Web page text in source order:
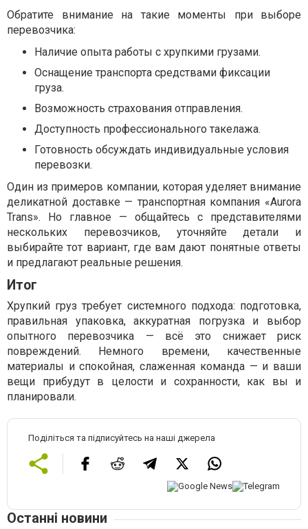
Обратите внимание на такие моменты при выборе
перевозчика:
Наличие опыта работы с хрупкими грузами.
Оснащение транспорта средствами фиксации
груза.
Возможность страхования отправления.
Доступность профессионального такелажа.
Готовность обсуждать индивидуальные условия
перевозки.
Один из примеров компании, которая уделяет внимание
деликатной доставке — транспортная компания «Aurora
Trans». Но главное — общайтесь с представителями
нескольких перевозчиков, уточняйте детали и
выбирайте тот вариант, где вам дают понятные ответы
и предлагают реальные решения.
Итог
Хрупкий груз требует системного подхода: подготовка,
правильная упаковка, аккуратная погрузка и выбор
опытного перевозчика — всё это снижает риск
повреждений. Немного времени, качественные
материалы и спокойная, слаженная команда — и ваши
вещи прибудут в целости и сохранности, как вы и
планировали.
Поділіться та підписуйтесь на наші джерела
Останні новини